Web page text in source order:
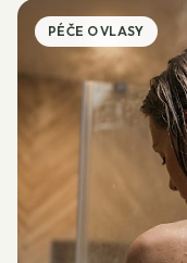
PÉČE O VLASY